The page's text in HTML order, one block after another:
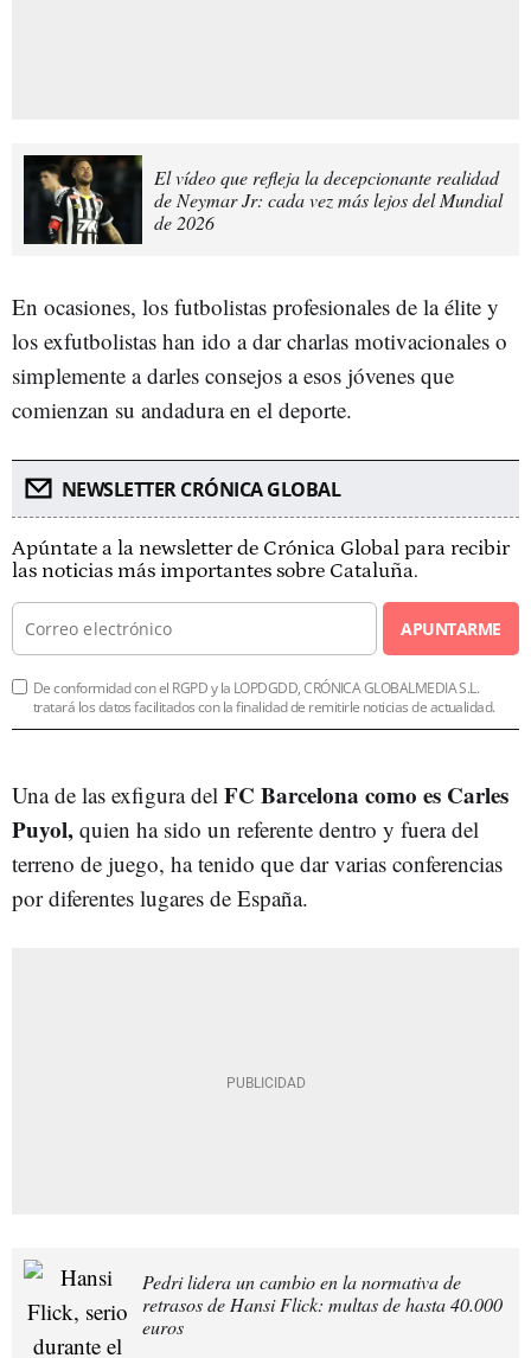
El vídeo que refleja la decepcionante realidad
de Neymar Jr: cada vez más lejos del Mundial
de 2026
En ocasiones, los futbolistas profesionales de la élite y
los exfutbolistas han ido a dar charlas motivacionales o
simplemente a darles consejos a esos jóvenes que
comienzan su andadura en el deporte.
NEWSLETTER CRÓNICA GLOBAL
Apúntate a la newsletter de Crónica Global para recibir
las noticias más importantes sobre Cataluña.
APUNTARME
De conformidad con el RGPD y la LOPDGDD, CRÓNICA GLOBALMEDIA S.L.
tratará los datos facilitados con la finalidad de remitirle noticias de actualidad.
Una de las exfigura del FC Barcelona como es Carles
Puyol, quien ha sido un referente dentro y fuera del
terreno de juego, ha tenido que dar varias conferencias
por diferentes lugares de España.
Pedri lidera un cambio en la normativa de
retrasos de Hansi Flick: multas de hasta 40.000
euros